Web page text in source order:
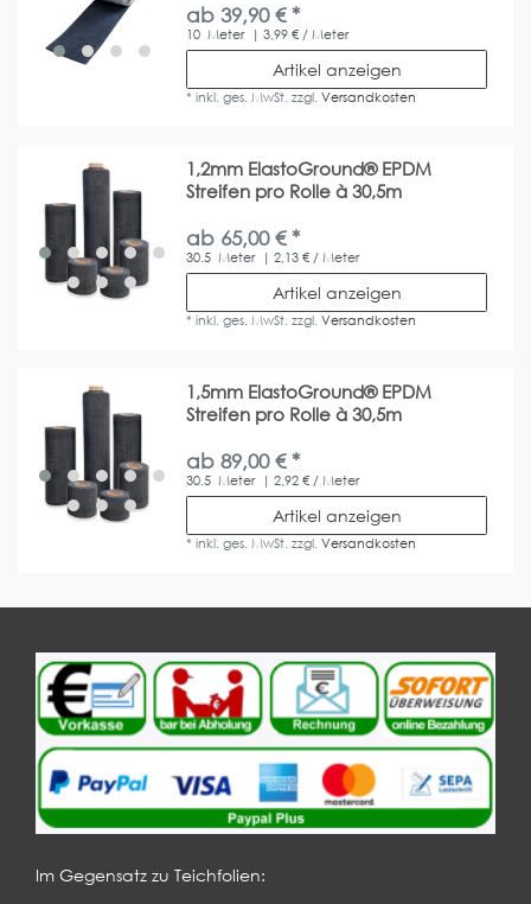
ab 39,90 € *
10 Meter | 3,99 € / Meter
Artikel anzeigen
*inkl. ges. MwSt.zzgl.Versandkosten
1,2mm ElastoGround® EPDM
Streifen pro Rolle à 30,5m
ab 65,00 € *
30.5 Meter | 2,13 € / Meter
Artikel anzeigen
*inkl. ges. MwSt.zzgl.Versandkosten
1,5mm ElastoGround® EPDM
Streifen pro Rolle à 30,5m
ab 89,00 € *
30.5 Meter | 2,92 € / Meter
Artikel anzeigen
*inkl. ges. MwSt.zzgl.Versandkosten
Im Gegensatz zu Teichfolien: